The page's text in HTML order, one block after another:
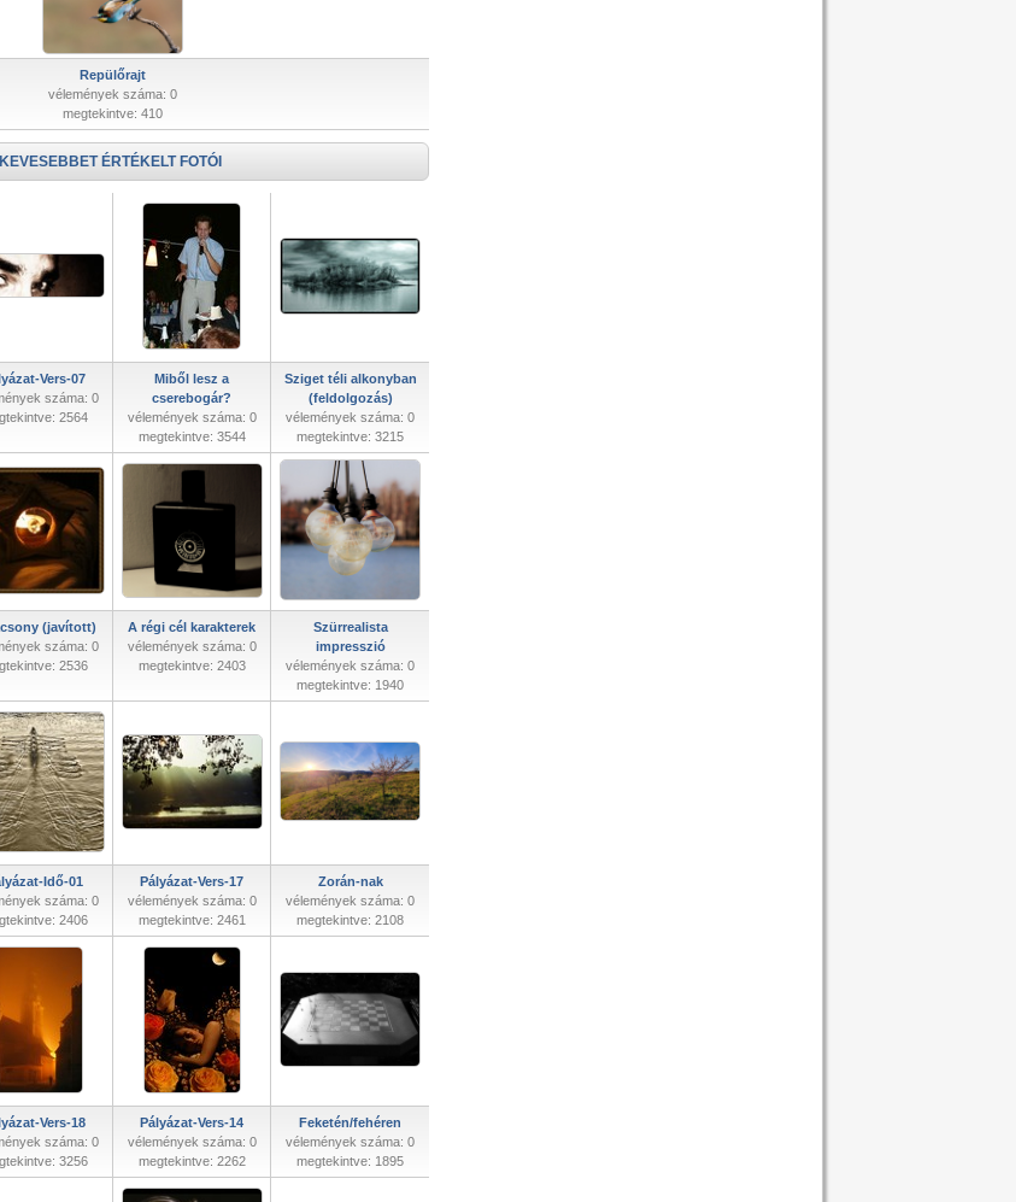
Repülőrajt
vélemények száma: 0
megtekintve: 410
ÉRTÉKELT FOTÓI
Vers-07
száma: 0
2564
Miből lesz a
cserebogár?
vélemények száma: 0
megtekintve: 3544
Sziget téli alkonyban
(feldolgozás)
vélemények száma: 0
megtekintve: 3215
(javított)
száma: 0
2536
A régi cél karakterek
vélemények száma: 0
megtekintve: 2403
Szürrealista
impresszió
vélemények száma: 0
megtekintve: 1940
Idő-01
száma: 0
2406
Pályázat-Vers-17
vélemények száma: 0
megtekintve: 2461
Zorán-nak
vélemények száma: 0
megtekintve: 2108
Vers-18
száma: 0
3256
Pályázat-Vers-14
vélemények száma: 0
megtekintve: 2262
Feketén/fehéren
vélemények száma: 0
megtekintve: 1895